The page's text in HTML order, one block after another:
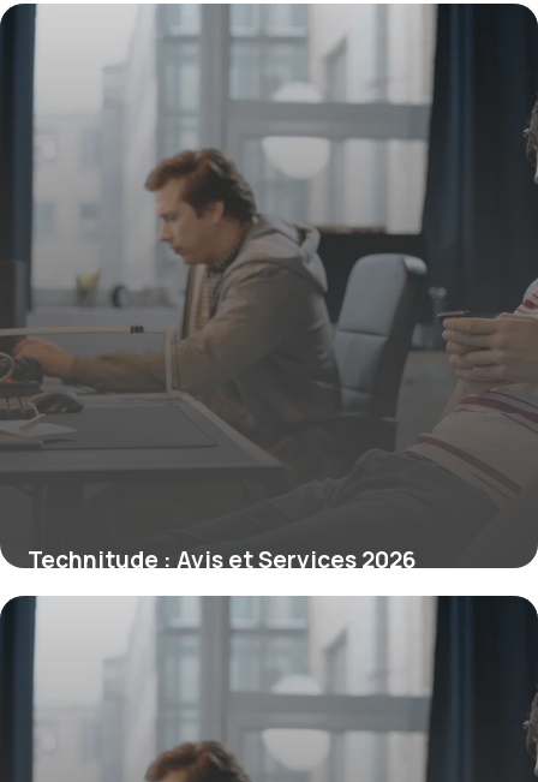
Technitude : Avis et Services 2026
25 juin 2026